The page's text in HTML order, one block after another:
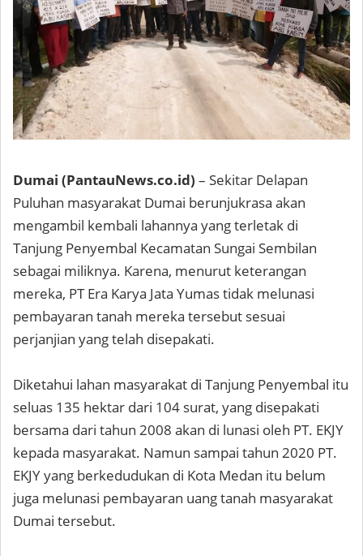
Dumai (PantauNews.co.id) – Sekitar Delapan
Puluhan masyarakat Dumai berunjukrasa akan
mengambil kembali lahannya yang terletak di
Tanjung Penyembal Kecamatan Sungai Sembilan
sebagai miliknya. Karena, menurut keterangan
mereka, PT Era Karya Jata Yumas tidak melunasi
pembayaran tanah mereka tersebut sesuai
perjanjian yang telah disepakati.
Diketahui lahan masyarakat di Tanjung Penyembal itu
seluas 135 hektar dari 104 surat, yang disepakati
bersama dari tahun 2008 akan di lunasi oleh PT. EKJY
kepada masyarakat. Namun sampai tahun 2020 PT.
EKJY yang berkedudukan di Kota Medan itu belum
juga melunasi pembayaran uang tanah masyarakat
Dumai tersebut.